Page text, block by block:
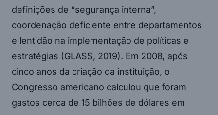
definições de “segurança interna”,
coordenação deficiente entre departamentos
e lentidão na implementação de políticas e
estratégias (GLASS, 2019). Em 2008, após
cinco anos da criação da instituição, o
Congresso americano calculou que foram
gastos cerca de 15 bilhões de dólares em